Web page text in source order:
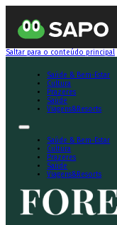
Saltar para o conteúdo principal
Saúde & Bem-Estar
Cultura
Prazeres
Saúde
Viagens&Resorts
Saúde & Bem-Estar
Cultura
Prazeres
Saúde
Viagens&Resorts